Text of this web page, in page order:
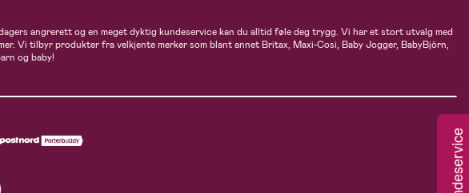
angrerett og en meget dyktig kundeservice kan du alltid føle deg trygg. Vi har et stort utvalg med
Vi tilbyr produkter fra velkjente merker som blant annet Britax, Maxi-Cosi, Baby Jogger, BabyBjörn,
og baby!
Kundeservice